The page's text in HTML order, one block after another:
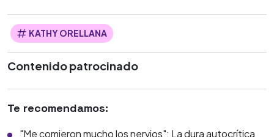
KATHY ORELLANA
Contenido patrocinado
Te recomendamos:
"Me comieron mucho los nervios": La dura autocrítica